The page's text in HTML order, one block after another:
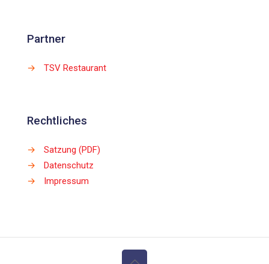
Partner
→ TSV Restaurant
Rechtliches
→
Satzung (PDF)
→
Datenschutz
→
Impressum